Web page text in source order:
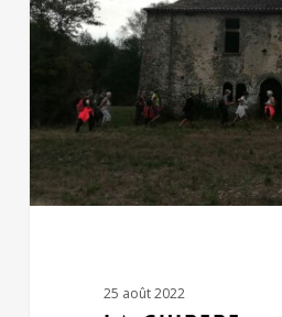
25 août 2022